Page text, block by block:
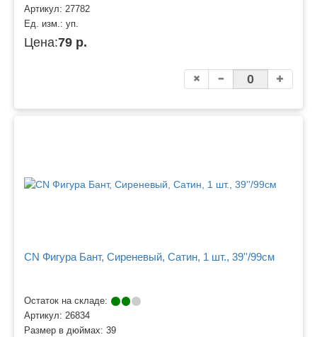
Артикул: 27782
Ед. изм.: уп.
Цена:79 р.
CN Фигура Бант, Сиреневый, Сатин, 1 шт., 39''/99см
Остаток на складе:
Артикул: 26834
Размер в дюймах: 39